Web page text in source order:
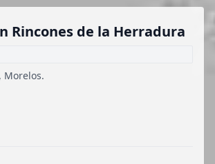
Rincones de la Herradura
Morelos.